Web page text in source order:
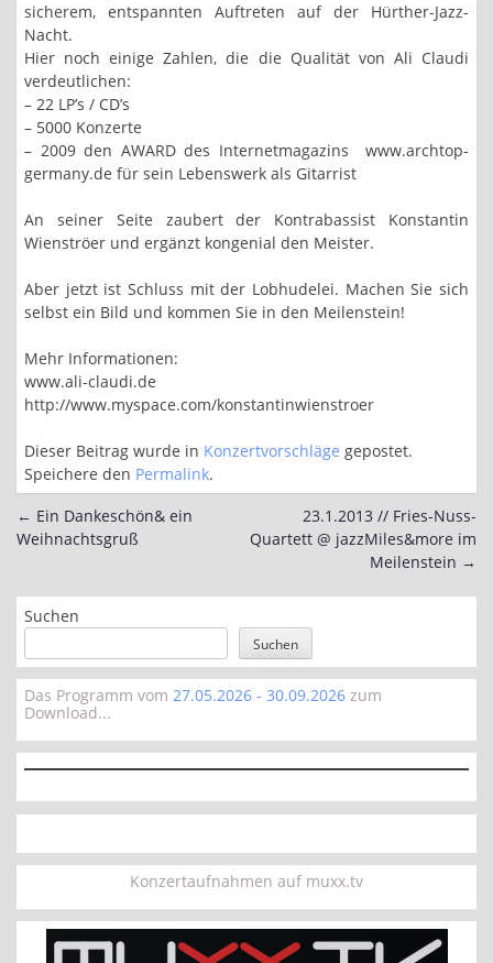
sicherem, entspannten Auftreten auf der Hürther-Jazz-
Nacht.
Hier noch einige Zahlen, die die Qualität von Ali Claudi
verdeutlichen:
– 22 LP’s / CD’s
– 5000 Konzerte
– 2009 den AWARD des Internetmagazins www.archtop-
germany.de für sein Lebenswerk als Gitarrist
An seiner Seite zaubert der Kontrabassist Konstantin
Wienströer und ergänzt kongenial den Meister.
Aber jetzt ist Schluss mit der Lobhudelei. Machen Sie sich
selbst ein Bild und kommen Sie in den Meilenstein!
Mehr Informationen:
www.ali-claudi.de
http://www.myspace.com/konstantinwienstroer
Dieser Beitrag wurde in Konzertvorschläge gepostet.
Speichere den Permalink.
Post
navigation
← Ein Dankeschön& ein
Weihnachtsgruß
23.1.2013 // Fries-Nuss-
Quartett @ jazzMiles&more im
Meilenstein →
Suchen
Suchen
Das Programm vom 27.05.2026 - 30.09.2026 zum
Download...
Konzertaufnahmen auf muxx.tv